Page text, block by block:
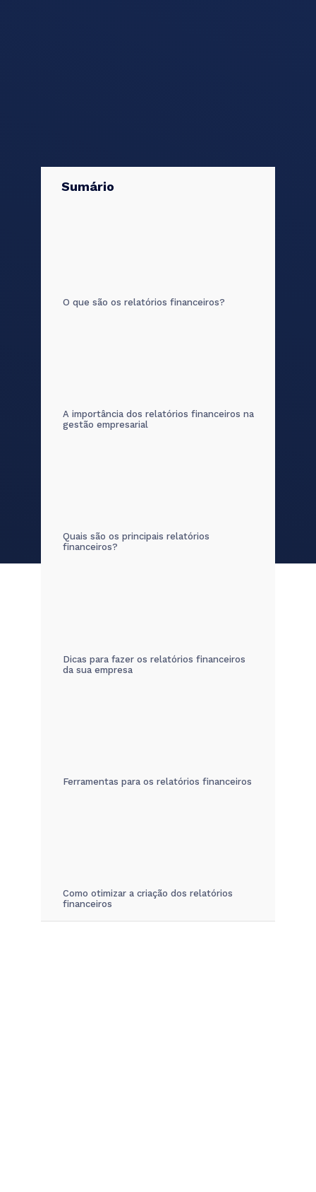
Sumário
O que são os relatórios financeiros?
A importância dos relatórios financeiros na
gestão empresarial
Quais são os principais relatórios
financeiros?
Dicas para fazer os relatórios financeiros
da sua empresa
Ferramentas para os relatórios financeiros
Como otimizar a criação dos relatórios
financeiros